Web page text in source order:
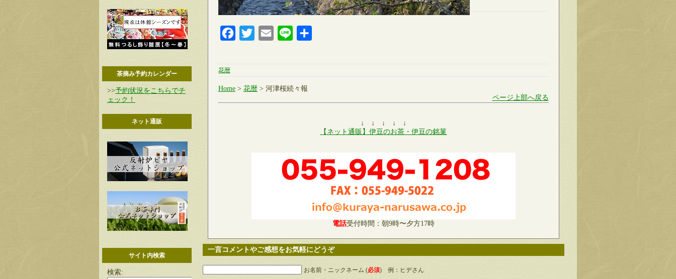
茶摘み予約カレンダー
>>予約状況をこちらでチ
ェック！
ネット通販
サイト内検索
検索:
FacebookTwitter Email Line
花暦
Home > 花暦 > 河津桜続々報
ページ上部へ戻る
↓ ↓ ↓ ↓ ↓
【ネット通販】伊豆のお茶・伊豆の銘菓
電話受付時間：朝9時〜夕方17時
一言コメントやご感想をお気軽にどうぞ
お名前・ニックネーム (必須) 例：ヒデさん